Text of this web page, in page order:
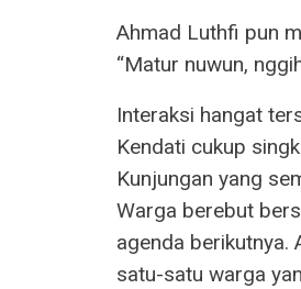
Ahmad Luthfi pun
“Matur nuwun,
Interaksi hangat
Kendati cukup
Kunjungan yang
Warga berebut
agenda berikutnya.
satu-satu warga